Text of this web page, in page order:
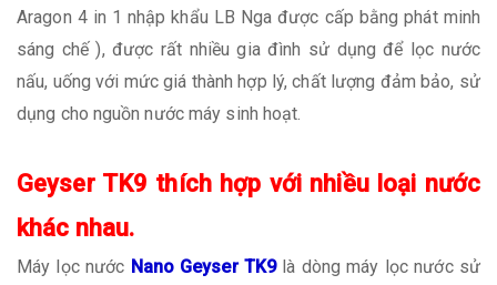
Aragon 4 in 1 nhập khẩu LB Nga được cấp bằng phát minh
sáng chế ), được rất nhiều gia đình sử dụng để lọc nước
nấu, uống với mức giá thành hợp lý, chất lượng đảm bảo, sử
dụng cho nguồn nước máy sinh hoạt.
Geyser TK9 thích hợp với nhiều loại nước
khác nhau.
Máy lọc nước Nano Geyser TK9 là dòng máy lọc nước sử